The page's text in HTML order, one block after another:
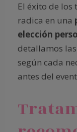
El éxito de
radica en una
elección
detallamos
según cada
antes del